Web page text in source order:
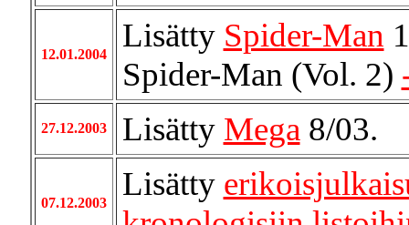
12.01.2004
Lisätty Spider-Man
Spider-Man (Vol. 2)
27.12.2003 Lisätty Mega 8/03.
07.12.2003
Lisätty